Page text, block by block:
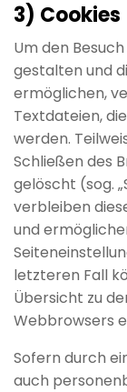
3) Cookies
Um den
gestalten und
ermöglichen,
Textdateien,
werden.
Schließen des
gelöscht (sog.
verbleiben
und
letzteren Fall
Übersicht zu
Webbrowsers
Sofern durch
auch